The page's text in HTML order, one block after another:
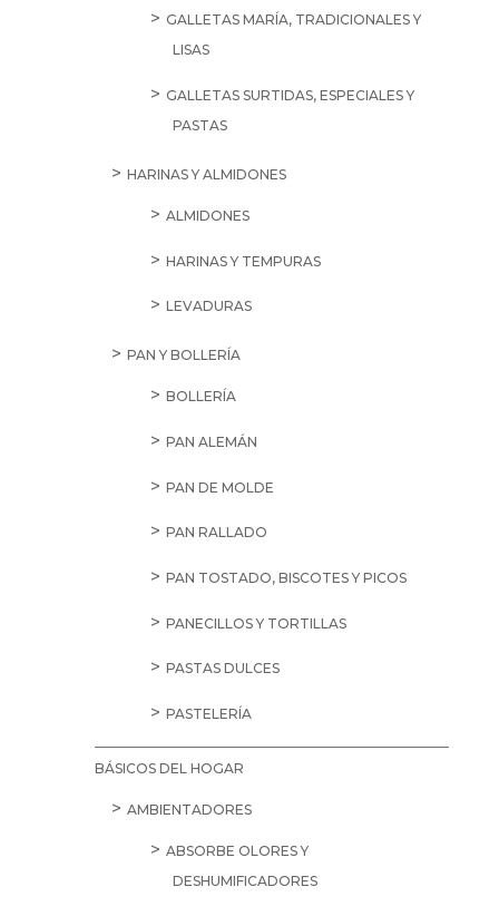
GALLETAS MARÍA, TRADICIONALES Y
LISAS
GALLETAS SURTIDAS, ESPECIALES Y
PASTAS
HARINAS Y ALMIDONES
ALMIDONES
HARINAS Y TEMPURAS
LEVADURAS
PAN Y BOLLERÍA
BOLLERÍA
PAN ALEMÁN
PAN DE MOLDE
PAN RALLADO
PAN TOSTADO, BISCOTES Y PICOS
PANECILLOS Y TORTILLAS
PASTAS DULCES
PASTELERÍA
BÁSICOS DEL HOGAR
AMBIENTADORES
ABSORBE OLORES Y
DESHUMIFICADORES